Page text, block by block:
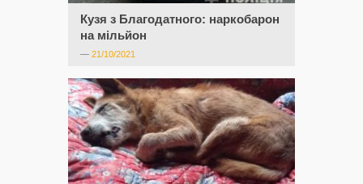
Кузя з Благодатного: наркобарон
на мільйон
— 21/10/2021